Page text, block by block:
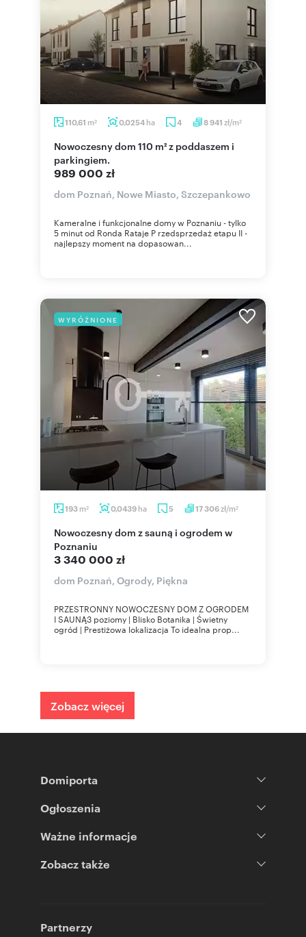
110,61 m2 0,0254 ha 4 8 941 zł/m2
Nowoczesny dom 110 m² z poddaszem i
parkingiem.
989 000 zł
dom Poznań, Nowe Miasto, Szczepankowo
Kameralne i funkcjonalne domy w Poznaniu - tylko
5 minut od Ronda Rataje P rzedsprzedaż etapu II -
najlepszy moment na dopasowan...
WYRÓŻNIONE
193 m2 0,0439 ha 5 17 306zł/m2
Nowoczesny dom z sauną i ogrodem w
Poznaniu
3 340 000 zł
dom Poznań, Ogrody, Piękna
PRZESTRONNY NOWOCZESNY DOM Z OGRODEM
I SAUNĄ3 poziomy | Blisko Botanika | Świetny
ogród | Prestiżowa lokalizacja To idealna prop...
Zobacz więcej
Domiporta
Ogłoszenia
Ważne informacje
Zobacz także
Partnerzy